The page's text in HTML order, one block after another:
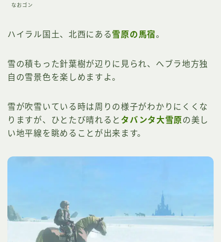
なおゴン
ハイラル国土、北西にある 雪原の馬宿。
雪の積もった針葉樹が辺りに見られ、へブラ地方独
自の雪景色を楽しめますよ。
雪が吹雪いている時は周りの様子がわかりにくくな
りますが、ひとたび晴れると タバンタ大雪原の美し
い地平線を眺めることが出来ます。